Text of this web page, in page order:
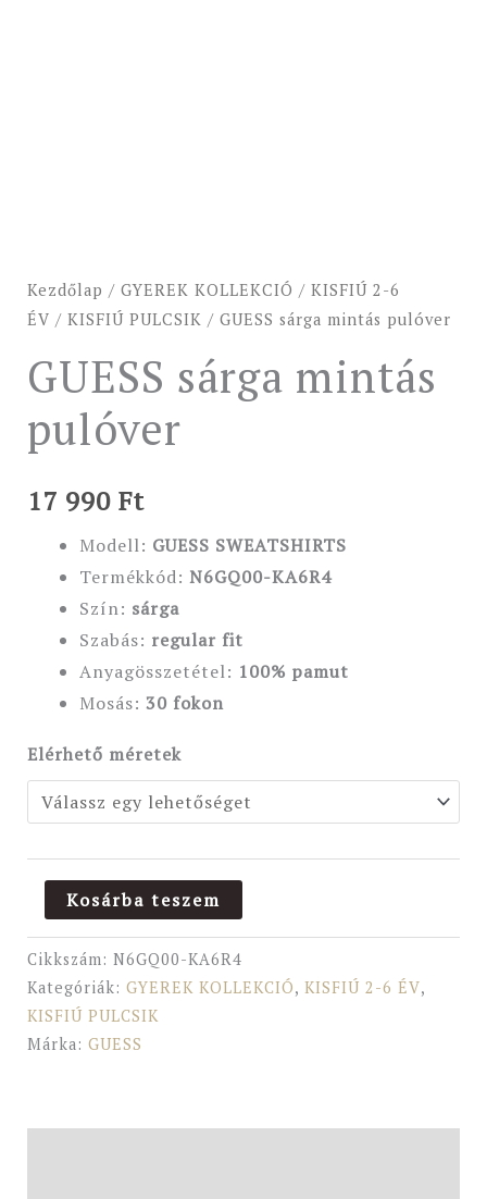
Kezdőlap / GYEREK KOLLEKCIÓ / KISFIÚ 2-6
ÉV / KISFIÚ PULCSIK / GUESS sárga mintás pulóver
GUESS sárga mintás
pulóver
17 990 Ft
Modell: GUESS SWEATSHIRTS
Termékkód: N6GQ00-KA6R4
Szín: sárga
Szabás: regular fit
Anyagösszetétel: 100% pamut
Mosás: 30 fokon
Elérhető méretek
Kosárba teszem
Cikkszám: N6GQ00-KA6R4
Kategóriák: GYEREK KOLLEKCIÓ, KISFIÚ 2-6 ÉV,
KISFIÚ PULCSIK
Márka: GUESS